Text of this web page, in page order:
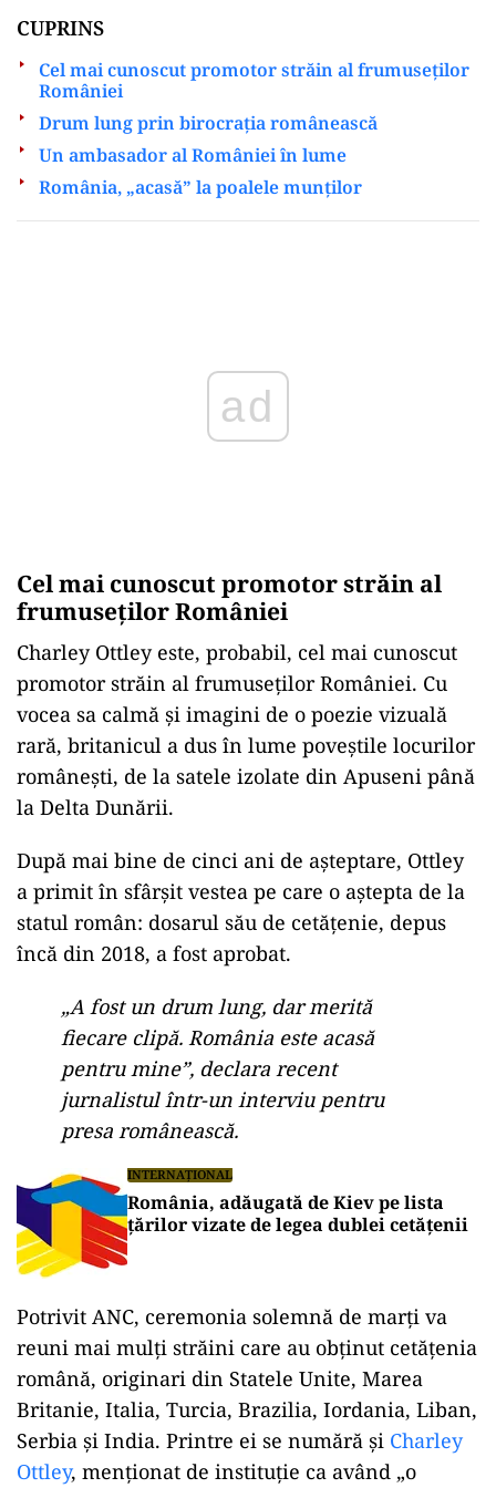
CUPRINS
Cel mai cunoscut promotor străin al frumuseților
României
Drum lung prin birocrația românească
Un ambasador al României în lume
România, „acasă” la poalele munților
Cel mai cunoscut promotor străin al
frumuseților României
Charley Ottley este, probabil, cel mai cunoscut
promotor străin al frumuseților României. Cu
vocea sa calmă și imagini de o poezie vizuală
rară, britanicul a dus în lume poveștile locurilor
românești, de la satele izolate din Apuseni până
la Delta Dunării.
După mai bine de cinci ani de așteptare, Ottley
a primit în sfârșit vestea pe care o aștepta de la
statul român: dosarul său de cetățenie, depus
încă din 2018, a fost aprobat.
„A fost un drum lung, dar merită
fiecare clipă. România este acasă
pentru mine”, declara recent
jurnalistul într-un interviu pentru
presa românească.
INTERNAȚIONAL
România, adăugată de Kiev pe lista
țărilor vizate de legea dublei cetățenii
Potrivit ANC, ceremonia solemnă de marți va
reuni mai mulți străini care au obținut cetățenia
română, originari din Statele Unite, Marea
Britanie, Italia, Turcia, Brazilia, Iordania, Liban,
Serbia și India. Printre ei se numără și Charley
Ottley, menționat de instituție ca având „o